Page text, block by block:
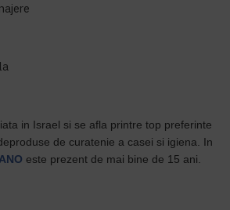
in Israel si se afla printre top preferinte
de curatenie a casei si igiena. In
este prezent de mai bine de 15 ani.